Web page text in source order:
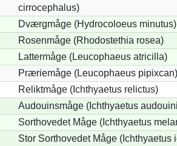
cirrocephalus)
Dværgmåge (Hydrocoloeus minutus)
Rosenmåge (Rhodostethia rosea)
Lattermåge (Leucophaeus atricilla)
Præriemåge (Leucophaeus pipixcan)
Reliktmåge (Ichthyaetus relictus)
Audouinsmåge (Ichthyaetus
Sorthovedet Måge (Ichthyaetus
Stor Sorthovedet Måge (Ichthyaetus